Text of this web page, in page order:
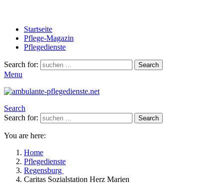
Startseite
Pflege-Magazin
Pflegedienste
Search for: Search
Menu
Search
Search for:
Search
You are here:
Home
Pflegedienste
Regensburg
Caritas Sozialstation Herz Marien